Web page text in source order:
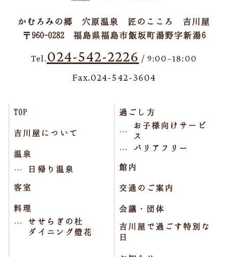
かむろみの郷 穴原温泉 匠のこころ 吉川屋
〒960-0282 福島県福島市飯坂町湯野字新湯6
Tel. 024-542-2226 / 9:00~18:00
Fax.024-542-3604
TOP
吉川屋について
温泉
日帰り温泉
客室
料理
せせらぎの杜
ダイニング燈花
過ごし方
お子様向けサービ
ス
バリアフリー
館内
交通のご案内
会議・団体
吉川屋で過ごす特別な
日